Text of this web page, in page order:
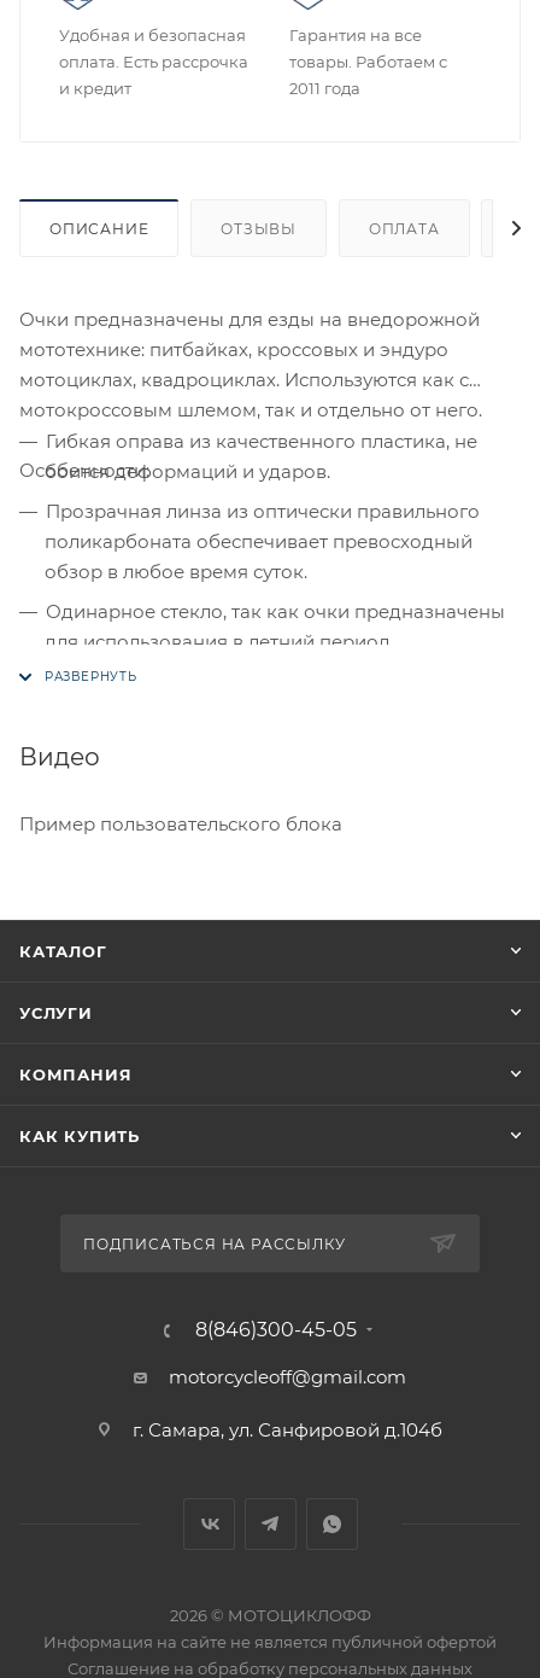
Удобная и безопасная
оплата. Есть рассрочка
и кредит
Гарантия на все
товары. Работаем с
2011 года
ОПИСАНИЕ ОТЗЫВЫ ОПЛАТА
Очки предназначены для езды на внедорожной
мототехнике: питбайках, кроссовых и эндуро
мотоциклах, квадроциклах. Используются как с
мотокроссовым шлемом, так и отдельно от него.
Особенности:
Гибкая оправа из качественного пластика, не
боится деформаций и ударов.
Прозрачная линза из оптически правильного
поликарбоната обеспечивает превосходный
обзор в любое время суток.
Одинарное стекло, так как очки предназначены
для использования в летний период.
Ремешок с силиконовым напылением против
Регулировка ремешка на нужный размер.
Видео
Пример пользовательского блока
КАТАЛОГ
УСЛУГИ
КОМПАНИЯ
КАК КУПИТЬ
ПОДПИСАТЬСЯ НА РАССЫЛКУ
8(846)300-45-05
motorcycleoff@gmail.com
г. Самара, ул. Санфировой д.104б
2026 © МОТОЦИКЛОФФ
Информация на сайте не является публичной офертой
Соглашение на обработку персональных данных